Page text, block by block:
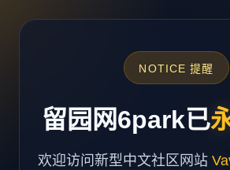
NOTICE 提醒
留园网6park已
欢迎访问新型中文社区网站